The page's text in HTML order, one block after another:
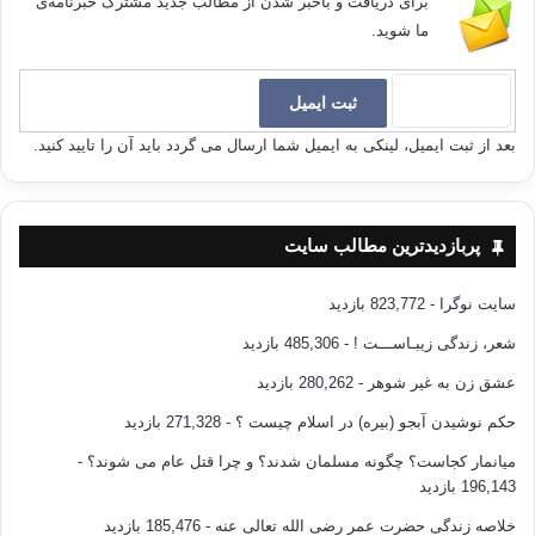
ما شوید.
بعد از ثبت ایمیل، لینکی به ایمیل شما ارسال می گردد باید آن را تایید کنید.
پربازدیدترین مطالب سایت
سایت نوگرا - 823,772 بازدید
شعر، زندگی زیبـاســـت ! - 485,306 بازدید
عشق زن به غیر شوهر - 280,262 بازدید
حکم نوشیدن آبجو (بیره) در اسلام چیست ؟ - 271,328 بازدید
میانمار کجاست؟ چگونه مسلمان شدند؟ و چرا قتل عام می شوند؟ -
196,143 بازدید
خلاصه زندگی حضرت عمر رضی الله تعالی عنه - 185,476 بازدید